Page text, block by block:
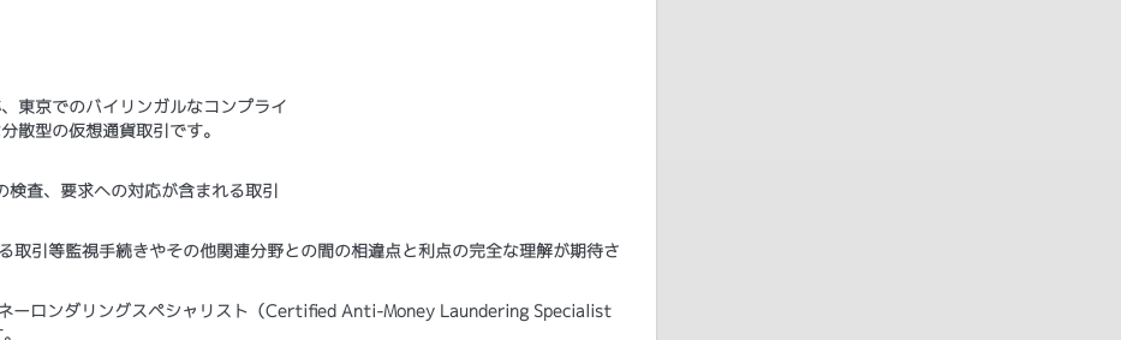
東京でのバイリンガルなコンプライ
散型の仮想通貨取引です。
査、要求への対応が含まれる取引
取引等監視手続きやその他関連分野との間の相違点と利点の完全な理解が期待さ
ーロンダリングスペシャリスト（Certified Anti-Money Laundering Specialist